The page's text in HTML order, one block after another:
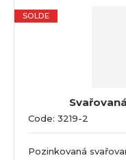
Code: 3219-2
SOLDE
Pozinkovaná